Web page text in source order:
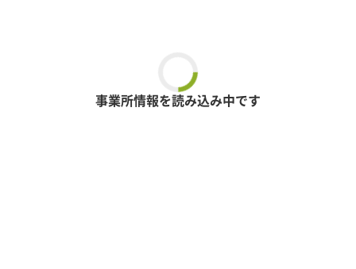
事業所情報を読み込み中です